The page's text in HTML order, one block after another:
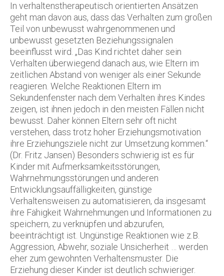
In verhaltenstherapeutisch orientierten Ansätzen
geht man davon aus, dass das Verhalten zum großen
Teil von unbewusst wahrgenommenen und
unbewusst gesetzten Beziehungssignalen
beeinflusst wird. „Das Kind richtet daher sein
Verhalten überwiegend danach aus, wie Eltern im
zeitlichen Abstand von weniger als einer Sekunde
reagieren. Welche Reaktionen Eltern im
Sekundenfenster nach dem Verhalten ihres Kindes
zeigen, ist ihnen jedoch in den meisten Fällen nicht
bewusst. Daher können Eltern sehr oft nicht
verstehen, dass trotz hoher Erziehungsmotivation
ihre Erziehungsziele nicht zur Umsetzung kommen.“
(Dr. Fritz Jansen) Besonders schwierig ist es für
Kinder mit Aufmerksamkeitsstörungen,
Wahrnehmungsstörungen und anderen
Entwicklungsauffälligkeiten, günstige
Verhaltensweisen zu automatisieren, da insgesamt
ihre Fähigkeit Wahrnehmungen und Informationen zu
speichern, zu verknüpfen und abzurufen,
beeinträchtigt ist. Ungünstige Reaktionen wie z.B.
Aggression, Abwehr, soziale Unsicherheit … werden
eher zum gewohnten Verhaltensmuster. Die
Erziehung dieser Kinder ist deutlich schwieriger.